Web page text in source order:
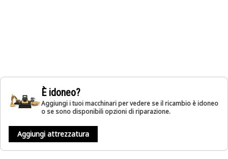
È idoneo?
Aggiungi i tuoi macchinari per vedere se il ricambio è idoneo
o se sono disponibili opzioni di riparazione.
Aggiungi attrezzatura